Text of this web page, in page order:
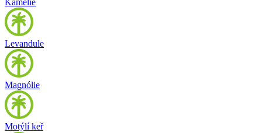
Kamélie
Levandule
Magnólie
Motýlí keř